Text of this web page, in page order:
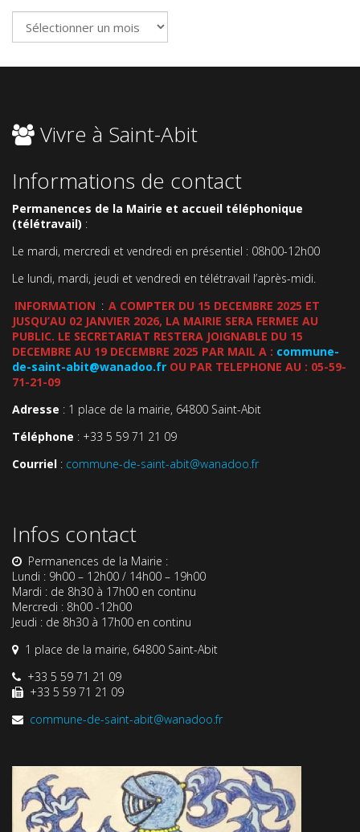
Archives
Vivre à Saint-Abit
Informations de contact
Permanences de la Mairie et accueil téléphonique
(télétravail) :
Le mardi, mercredi et vendredi en présentiel : 08h00-12h00
Le lundi, mardi, jeudi et vendredi en télétravail l’après-midi.
INFORMATION : A COMPTER DU 15 DECEMBRE 2025 ET
JUSQU’AU 02 JANVIER 2026, LA MAIRIE SERA FERMEE AU
PUBLIC. LE SECRETARIAT RESTERA JOIGNABLE DU 15
DECEMBRE AU 19 DECEMBRE 2025 PAR MAIL A : commune-
de-saint-abit@wanadoo.fr OU PAR TELEPHONE AU : 05-59-
71-21-09
Adresse : 1 place de la mairie, 64800 Saint-Abit
Téléphone : +33 5 59 71 21 09
Courriel : commune-de-saint-abit@wanadoo.fr
Infos contact
Permanences de la Mairie :
Lundi : 9h00 – 12h00 / 14h00 – 19h00
Mardi : de 8h30 à 17h00 en continu
Mercredi : 8h00 -12h00
Jeudi : de 8h30 à 17h00 en continu
1 place de la mairie, 64800 Saint-Abit
+33 5 59 71 21 09
+33 5 59 71 21 09
commune-de-saint-abit@wanadoo.fr